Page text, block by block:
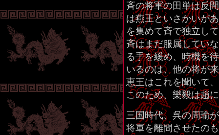
斉の将軍の田単は反
は燕王といさかいが
を集めて斉で独立し
斉はまだ服属してい
る手を緩め、時機を
いるのは、他の将が
恵王はこれを聞いて
このため、樂毅は趙
三国時代、呉の周瑜
将軍を離間させたの